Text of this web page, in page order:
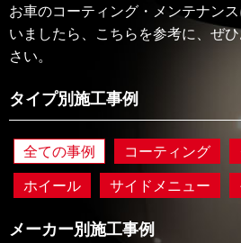
お車のコーティング・メンテナン
いましたら、こちらを参考に、ぜ
さい。
タイプ別施工事例
全ての事例 コーティング
ホイール
サイドメニュー
メーカー別施工事例